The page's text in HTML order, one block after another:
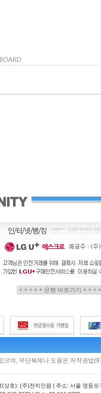
며, 무단복제나 도용은 저작권법
(상호): (주)천지인팜 | 주소: 서울 영등포